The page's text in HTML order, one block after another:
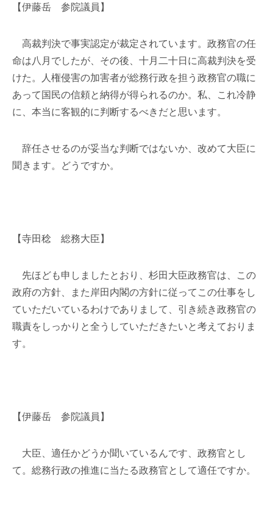
【伊藤岳 参院議員】
高裁判決で事実認定が裁定されています。政務官の任
命は八月でしたが、その後、十月二十日に高裁判決を受
けた。人権侵害の加害者が総務行政を担う政務官の職に
あって国民の信頼と納得が得られるのか。私、これ冷静
に、本当に客観的に判断するべきだと思います。
辞任させるのが妥当な判断ではないか、改めて大臣に
聞きます。どうですか。
【寺田稔 総務大臣】
先ほども申しましたとおり、杉田大臣政務官は、この
政府の方針、また岸田内閣の方針に従ってこの仕事をし
ていただいているわけでありまして、引き続き政務官の
職責をしっかりと全うしていただきたいと考えておりま
す。
【伊藤岳 参院議員】
大臣、適任かどうか聞いているんです、政務官とし
て。総務行政の推進に当たる政務官として適任ですか。